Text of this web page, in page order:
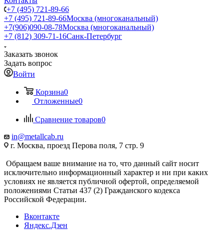
+7 (495) 721-89-66
+7 (495) 721-89-66Москва (многоканальный)
+7(906)090-08-78Москва (многоканальный)
+7 (812) 309-71-16Санк-Петербург
Заказать звонок
Задать вопрос
Войти
Корзина0
Отложенные0
Сравнение товаров0
in@metallcab.ru
г. Москва, проезд Перова поля, 7 стр. 9
Обращаем ваше внимание на то, что данный сайт носит
исключительно информационный характер и ни при каких
условиях не является публичной офертой, определяемой
положениями Статьи 437 (2) Гражданского кодекса
Российской Федерации.
Вконтакте
Яндекс.Дзен